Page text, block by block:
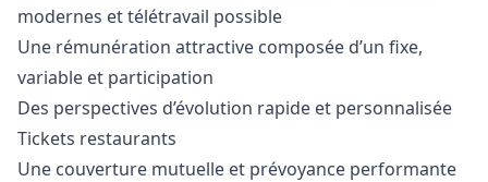
modernes et télétravail possible
Une rémunération attractive composée d’un fixe,
variable et participation
Des perspectives d’évolution rapide et personnalisée
Tickets restaurants
Une couverture mutuelle et prévoyance performante